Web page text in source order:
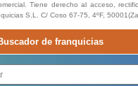
Tiene derecho al acceso,
S.L. C/ Coso 67-75, 4ºF,
de franquicias